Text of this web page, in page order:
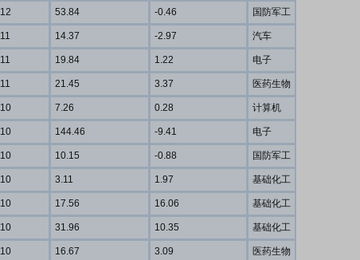
12 53.84 -0.46 国防军工
11 14.37 -2.97 汽车
11 19.84 1.22 电子
11 21.45 3.37 医药生物
10 7.26 0.28 计算机
10 144.46 -9.41 电子
10 10.15 -0.88 国防军工
10 3.11 1.97 基础化工
10 17.56 16.06 基础化工
10 31.96 10.35 基础化工
10 16.67 3.09 医药生物